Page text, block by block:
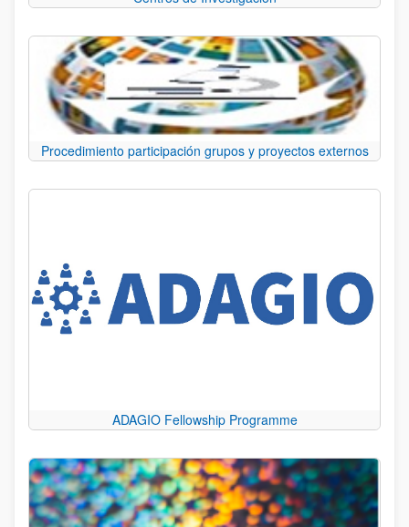
Procedimiento participación grupos y proyectos externos
ADAGIO Fellowship Programme